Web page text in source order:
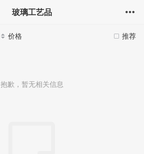
玻璃工艺品
推荐
价格
抱歉，暂无相关信息